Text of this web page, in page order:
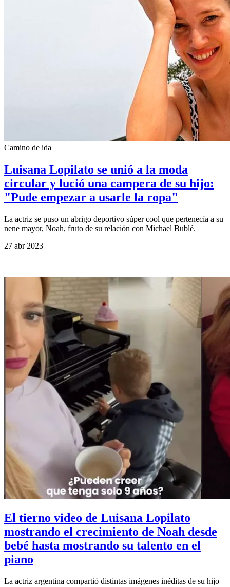
Camino de ida
Luisana Lopilato se unió a la moda
circular y lució una campera de su hijo:
"Pude empezar a usarle la ropa"
La actriz se puso un abrigo deportivo súper cool que pertenecía a su
nene mayor, Noah, fruto de su relación con Michael Bublé.
27 abr 2023
El tierno video de Luisana Lopilato
mostrando el crecimiento de Noah desde
bebé hasta mostrando su talento en el
piano
La actriz argentina compartió distintas imágenes inéditas de su hijo